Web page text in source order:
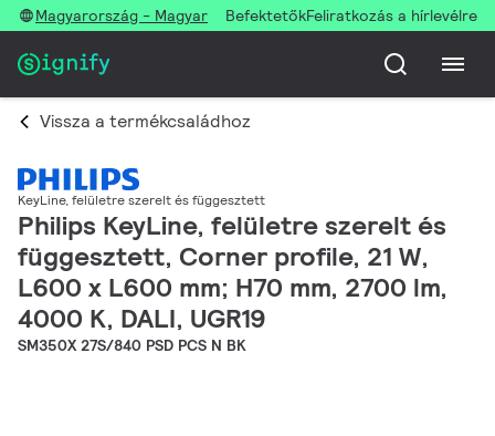
Magyarország - Magyar BefektetőkFeliratkozás a hírlevélre
Vissza a termékcsaládhoz
KeyLine, felületre szerelt és függesztett
Philips KeyLine, felületre szerelt és
függesztett, Corner profile, 21 W,
L600 x L600 mm; H70 mm, 2700 lm,
4000 K, DALI, UGR19
SM350X 27S/840 PSD PCS N BK